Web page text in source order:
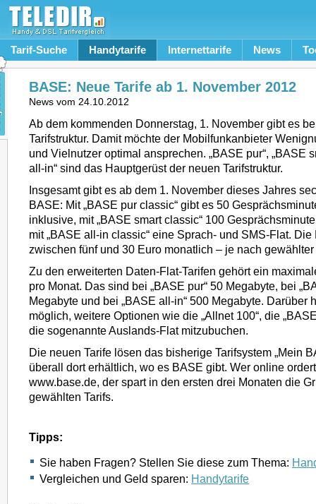
Tarif-Suche Handytarife Internettarife News
BASE: Neue Tarife ab 1. November 2012
News vom 24.10.2012
Ab dem kommenden Donnerstag, 1. November gibt es
Tarifstruktur. Damit möchte der Mobilfunkanbieter
und Vielnutzer optimal ansprechen. „BASE pur“, „BASE
all-in“ sind das Hauptgerüst der neuen Tarifstruktur.
Insgesamt gibt es ab dem 1. November dieses Jahres
BASE: Mit „BASE pur classic“ gibt es 50
inklusive, mit „BASE smart classic“ 100
mit „BASE all-in classic“ eine Sprach- und SMS-Flat.
zwischen fünf und 30 Euro monatlich – je nach gewählter
Zu den erweiterten Daten-Flat-Tarifen gehört ein
pro Monat. Das sind bei „BASE pur“ 50 Megabyte, bei
Megabyte und bei „BASE all-in“ 500 Megabyte. Darüber
möglich, weitere Optionen wie die „Allnet 100“, die
die sogenannte Auslands-Flat mitzubuchen.
Die neuen Tarife lösen das bisherige Tarifsystem „Mein
überall dort erhältlich, wo es BASE gibt. Wer online
www.base.de, der spart in den ersten drei Monaten die
gewählten Tarifs.
Tipps:
Sie haben Fragen? Stellen Sie diese zum Thema:
Vergleichen und Geld sparen: Handytarife